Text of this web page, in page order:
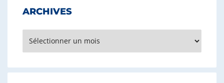
ARCHIVES